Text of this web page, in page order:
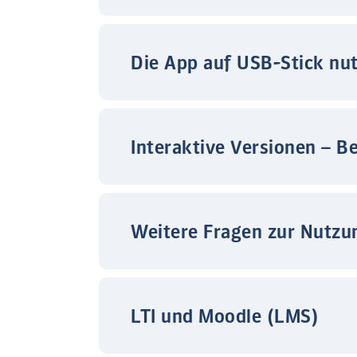
Die App auf USB-Stick
Interaktive Versionen –
Weitere Fragen zur
LTI und Moodle (LMS)